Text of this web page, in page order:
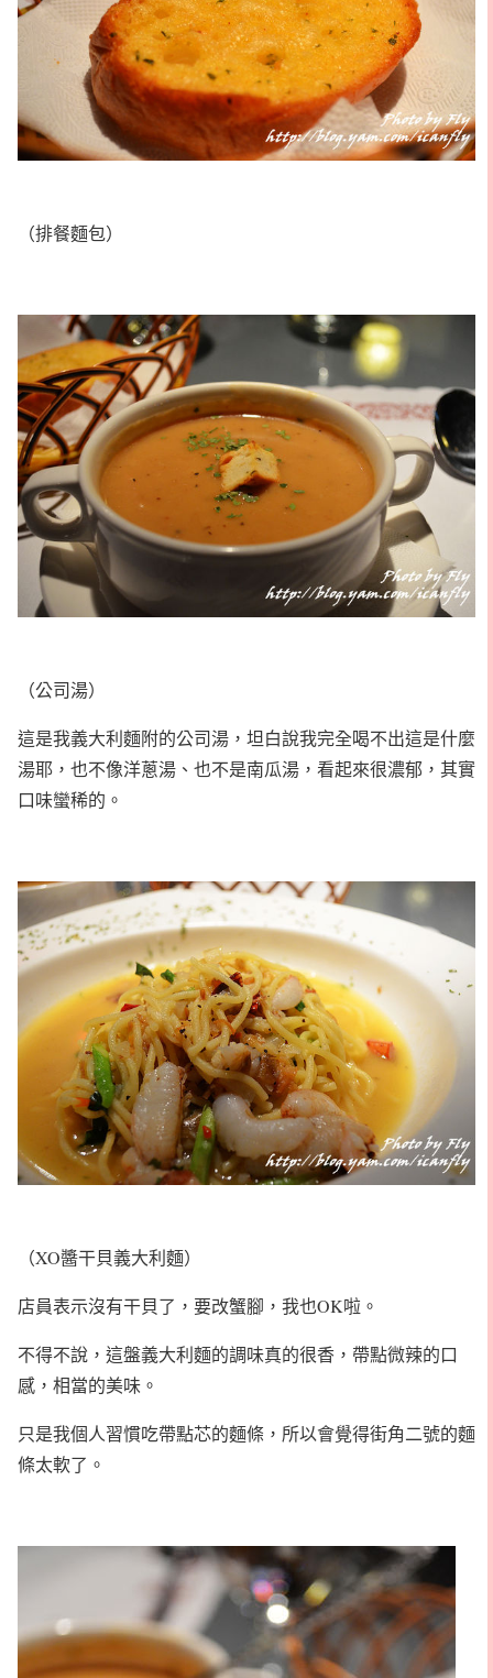
（排餐麵包）
（公司湯）
這是我義大利麵附的公司湯，坦白說我完全喝不出這是什麼
湯耶，也不像洋蔥湯、也不是南瓜湯，看起來很濃郁，其實
口味蠻稀的。
（XO醬干貝義大利麵）
店員表示沒有干貝了，要改蟹腳，我也OK啦。
不得不說，這盤義大利麵的調味真的很香，帶點微辣的口
感，相當的美味。
只是我個人習慣吃帶點芯的麵條，所以會覺得街角二號的麵
條太軟了。